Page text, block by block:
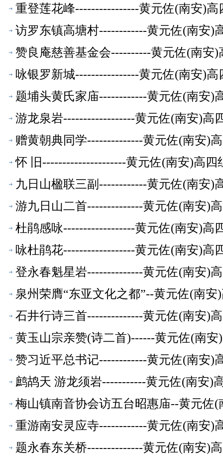
重登莲花峰----------------黄元佐(南安)
访罗东镇高塘村------------黄元佐(南安)
赞良庵慈善基金会----------黄元佐(南安
咏银罗新城----------------黄元佐(南安)
题埔头黄氏家庙------------黄元佐(南安)
游龙泉岩------------------黄元佐(南安)高
赠黄朝典同学--------------黄元佐(南安)
怀 旧---------------------黄元佐(南安)高
九日山楹联三副------------黄元佐(南安)
游九日山二首--------------黄元佐(南安)
杜鹃感咏------------------黄元佐(南安)高
咏杜鹃花------------------黄元佐(南安)高
登永春魁星岩--------------黄元佐(南安)
泉州荣膺“东亚文化之都”--黄元佐(南
石井行诗三首--------------黄元佐(南安)
黄玉山宗亲赞(诗二首)------黄元佐(南
赞习近平总书记------------黄元佐(南安)
鹧鸪天 游龙须岩-----------黄元佐(南安)
梅山镇南音协会访五台昭惠庙--黄元佐
重游南安灵应寺------------黄元佐(南安)
题永春东关桥--------------黄元佐(南安)